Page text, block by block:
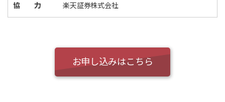
協 力 楽天証券株式会社
お申し込みはこちら